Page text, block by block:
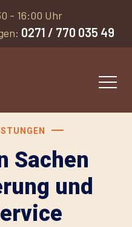
- 16:00 Uhr
0271 / 770 035 49
Sachen
und